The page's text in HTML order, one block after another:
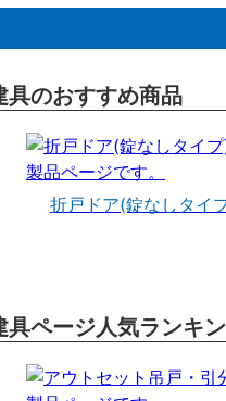
具のおすすめ商品
折戸ドア(錠なしタイ
ページ人気ランキ